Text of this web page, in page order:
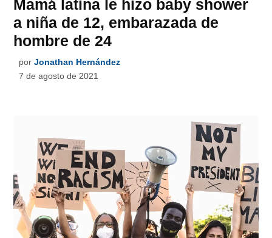
Mamá latina le hizo baby shower
a niña de 12, embarazada de
hombre de 24
por Jonathan Hernández
7 de agosto de 2021